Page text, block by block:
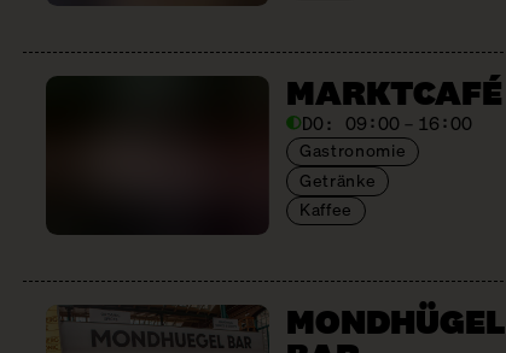
MARKTCAFÉ
DO: 09:00 – 16:00
Gastronomie
Getränke
Kaffee
MONDHÜGEL